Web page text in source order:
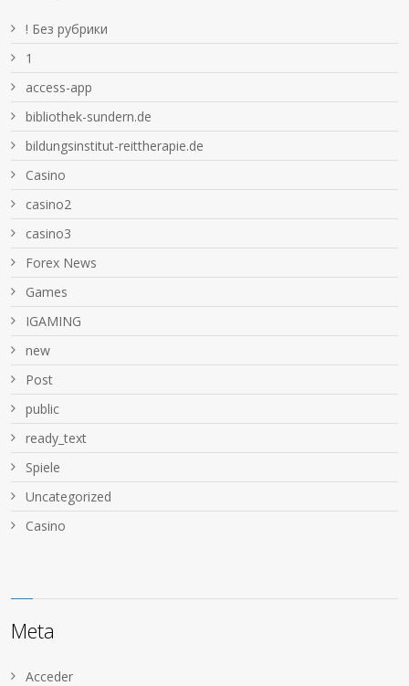
! Без рубрики
1
access-app
bibliothek-sundern.de
bildungsinstitut-reittherapie.de
Casino
casino2
casino3
Forex News
Games
IGAMING
new
Post
public
ready_text
Spiele
Uncategorized
Сasino
Meta
Acceder